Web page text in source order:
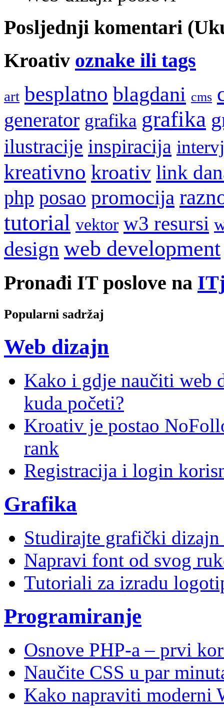
Posljednji komentari
Kroativ oznake ili tags
art besplatno blagdani cms
generator grafika grafika
ilustracije inspiracija
kreativno kroativ link
php posao promocija
tutorial vektor w3 resursi
design web development
Pronađi IT poslove na
Popularni sadržaj
Web dizajn
Kako i gdje naučiti web
kuda početi?
Kroativ je postao
rank
Registracija i login
Grafika
Studirajte grafički dizajn
Napravi font od svog
Tutoriali za izradu
Programiranje
Osnove PHP-a – prvi
Naučite CSS u par
Kako napraviti moderni